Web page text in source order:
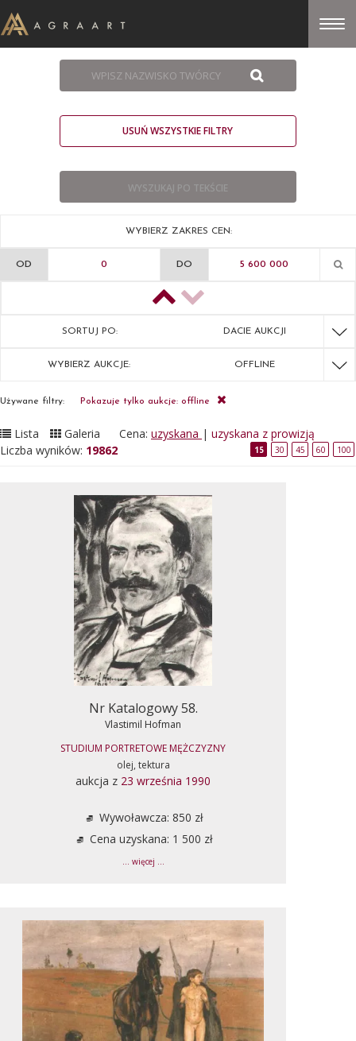
USUŃ WSZYSTKIE FILTRY
WYBIERZ ZAKRES CEN:
OD DO
SORTUJ PO: DACIE AUKCJI
WYBIERZ AUKCJE: OFFLINE
Używane filtry: Pokazuje tylko aukcje: offline
Lista Galeria Cena: uzyskana | uzyskana z prowizją
Liczba wyników: 19862 15 30 45 60 100
Nr Katalogowy 58.
Vlastimil Hofman
STUDIUM PORTRETOWE MĘŻCZYZNY
olej, tektura
aukcja z 23 września 1990
Wywoławcza: 850 zł
Cena uzyskana: 1 500 zł
... więcej ...